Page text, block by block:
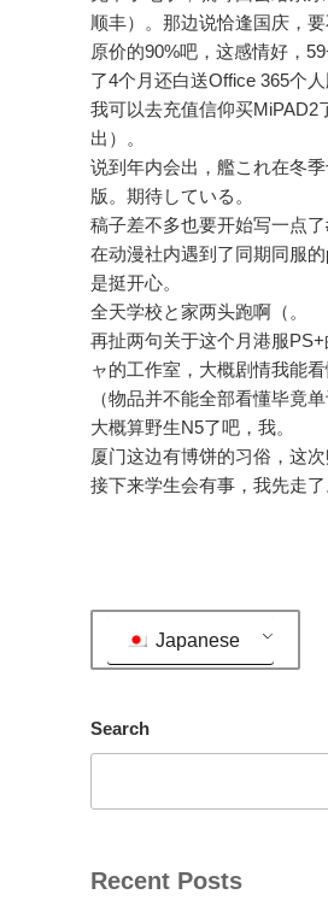
顺丰）。那边说恰逢国庆，
原价的90%吧，这感情好，
了4个月还白送Office 365个
我可以去充值信仰买MiPAD2
出）。
说到年内会出，艦これ在冬
版。期待している。
稿子差不多也要开始写一点
在动漫社内遇到了同期同服
是挺开心。
全天学校と家两头跑啊（。
再扯两句关于这个月港服
ャ的工作室，大概剧情我能看
（物品并不能全部看懂毕竟单
大概算野生N5了吧，我。
厦门这边有博饼的习俗，这次
接下来学生会有事，我先走了
Japanese
Search
Recent Posts